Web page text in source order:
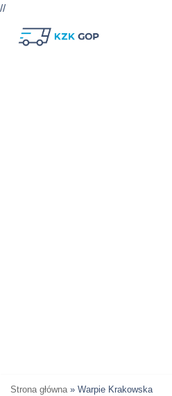
//
Strona główna » Warpie Krakowska